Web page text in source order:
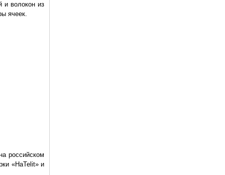
и волокон из
ячеек.
российском
«HaTelit» и